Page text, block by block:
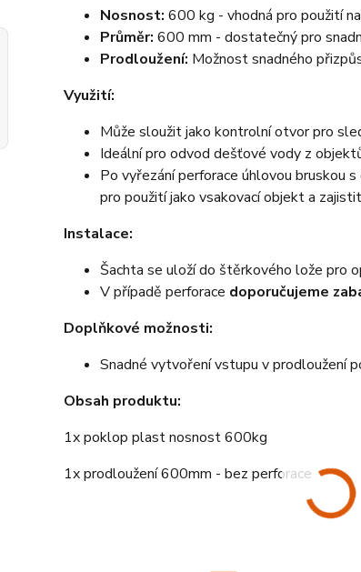
Nosnost: 600 kg - vhodná pro použití
Průměr: 600 mm - dostatečný pro
Prodloužení: Možnost snadného
Využití:
Může sloužit jako kontrolní otvor pro
Ideální pro odvod dešťové vody z
Po vyřezání perforace úhlovou bruskou
pro použití jako vsakovací objekt a
Instalace:
Šachta se uloží do štěrkového lože pro
V případě perforace doporučujeme
Doplňkové možnosti:
Snadné vytvoření vstupu v prodloužení
Obsah produktu:
1x poklop plast nosnost 600kg
1x prodloužení 600mm - bez perforace